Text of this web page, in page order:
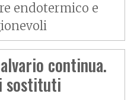
endotermico e
continua.
sostituti